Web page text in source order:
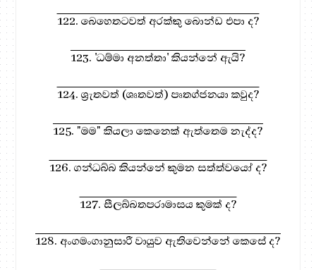
122. බෙහෙතටවත් අරක්කු බොන්ඩ එපා ද?
123. 'ධම්මා අනත්තා' කියන්නේ ඇයි?
124. ශ්‍රැතවත් (ශෘතවත්) පෘතග්ජනයා කවුද?
125. "මම" කියලා කෙනෙක් ඇත්තෙම නැද්ද?
126. ගන්ධබ්බ කියන්නේ කුමන සත්ත්වයෝ ද?
127. සීලබ්බතපරාමාසය කුමක් ද?
128. අංගමංගානුසාරී වායුව ඇතිවෙන්නේ කෙසේ ද?